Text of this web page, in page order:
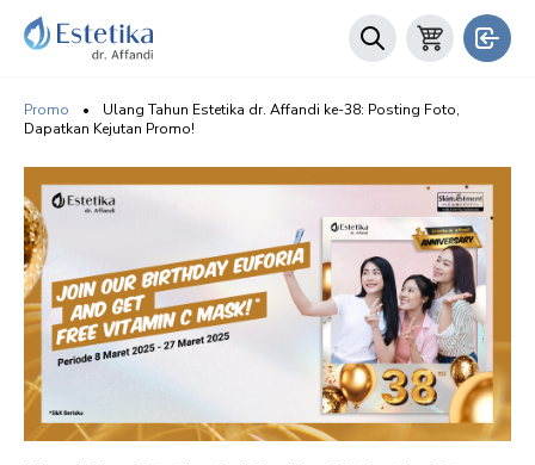
Promo •
Ulang Tahun Estetika dr. Affandi ke-38: Posting Foto,
Dapatkan Kejutan Promo!